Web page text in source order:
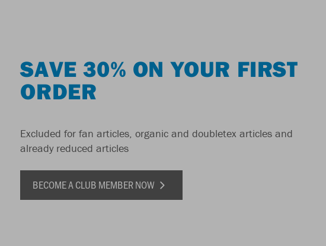
SAVE 30% ON YOUR FIRST
ORDER
Excluded for fan articles, organic and doubletex articles and
already reduced articles
BECOME A CLUB MEMBER NOW